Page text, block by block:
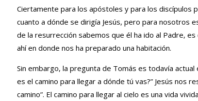
Ciertamente para los apóstoles y para los discípulos
cuanto a dónde se dirigía Jesús, pero para nosotros
de la resurrección sabemos que él ha ido al Padre,
ahí en donde nos ha preparado una habitación.
Sin embargo, la pregunta de Tomás es todavía actual
es el camino para llegar a dónde tú vas?” Jesús nos
camino”. El camino para llegar al cielo es una vida